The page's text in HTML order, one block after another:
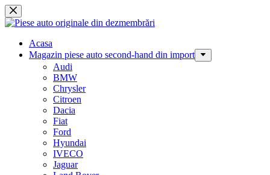
Sari
la
Acasa
Magazin piese auto second-hand din import
Audi
BMW
Chrysler
Citroen
Dacia
Fiat
Ford
Hyundai
IVECO
Jaguar